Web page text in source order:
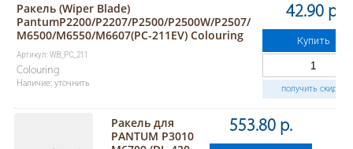
Ракель (Wiper Blade)
PantumP2200/P2207/P2500/P2500W/P2507/
M6500/M6550/M6607(PC-211EV) Colouring
Артикул: WB_PC_211
Colouring
Наличие: уточнить
42.90 р.
Купить
получить скидку
Ракель для
PANTUM P3010
553.80 р.